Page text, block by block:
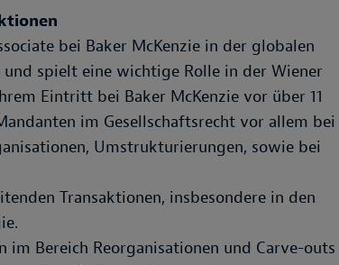
bei Baker McKenzie in der globalen
spielt eine wichtige Rolle in der Wiener
Eintritt bei Baker McKenzie vor über 11
im Gesellschaftsrecht vor allem bei
Umstrukturierungen, sowie bei
Transaktionen, insbesondere in den
Bereich Reorganisationen und Carve-outs